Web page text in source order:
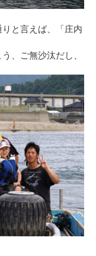
と言えば、「庄内
、ご無沙汰だし、